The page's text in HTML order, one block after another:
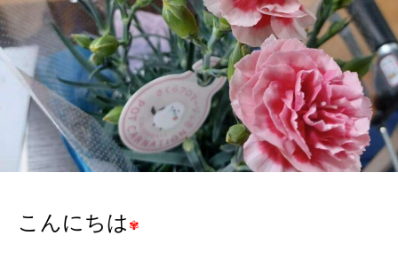
こんにちは ✾